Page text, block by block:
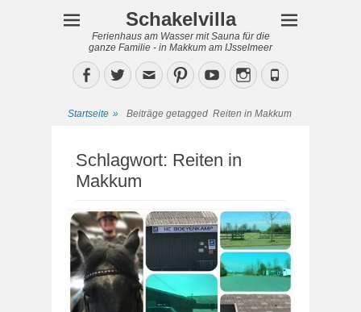
Schakelvilla
Ferienhaus am Wasser mit Sauna für die
ganze Familie - in Makkum am IJsselmeer
Facebook
TwitterEmailPinterestYouTubeInstagram
Phone
Startseite » Beiträge getagged Reiten in Makkum
Schlagwort: Reiten in
Makkum